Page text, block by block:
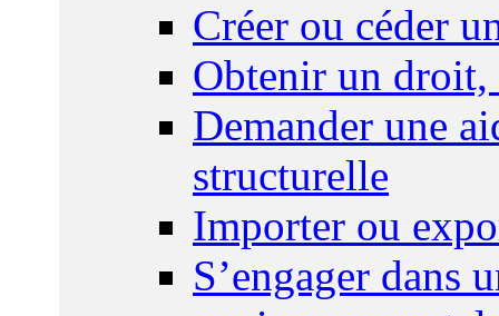
Créer ou céder
Obtenir un droit,
Demander une
structurelle
Importer ou
S’engager dans